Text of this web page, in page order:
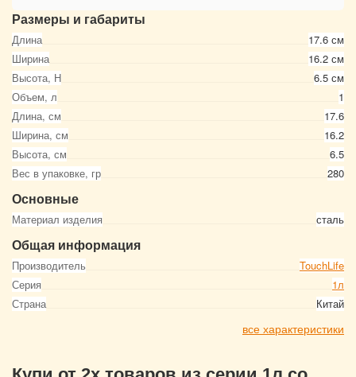
Размеры и габариты
Длина
17.6 см
Ширина
16.2 см
Высота, Н
6.5 см
Объем, л
1
Длина, см
17.6
Ширина, см
16.2
Высота, см
6.5
Вес в упаковке, гр
280
Основные
Материал изделия сталь
Общая информация
Производитель
TouchLife
Серия
1л
Страна
Китай
все характеристики